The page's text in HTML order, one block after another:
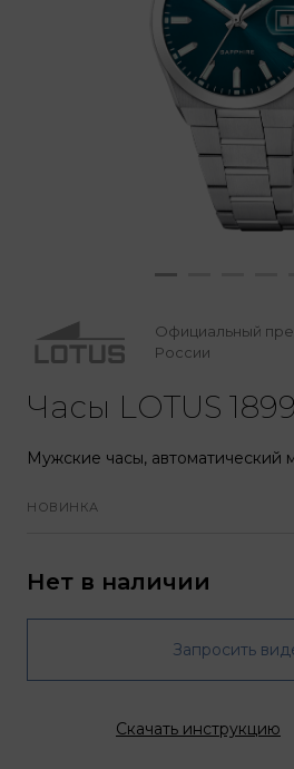
Официальный
России
Часы LOTUS
Мужские часы, автоматический
НОВИНКА
Нет в наличии
Запросить
Скачать инструкцию